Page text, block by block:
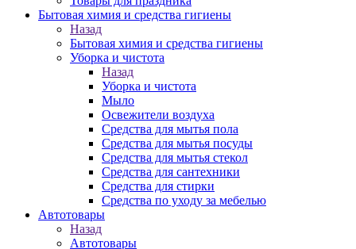
Бытовая химия и средства гигиены
Назад
Бытовая химия и средства гигиены
Уборка и чистота
Назад
Уборка и чистота
Мыло
Освежители воздуха
Средства для мытья пола
Средства для мытья посуды
Средства для мытья стекол
Средства для сантехники
Средства для стирки
Средства по уходу за мебелью
Автотовары
Назад
Автотовары